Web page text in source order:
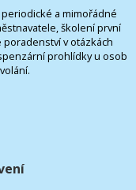
a mimořádné
školení první
v otázkách
prohlídky u osob